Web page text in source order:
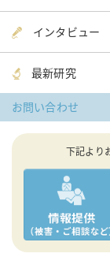
インタビュー
最新研究
お問い合わせ
下記より